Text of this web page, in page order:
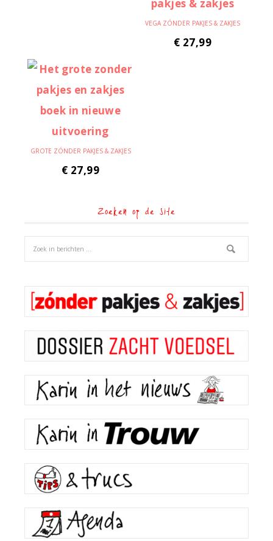
VEGA ZÓNDER PAKJES & ZAKJES
€ 27,99
GROTE ZÓNDER PAKJES & ZAKJES
€ 27,99
Zoeken op de site